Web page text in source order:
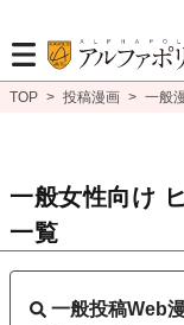
TOP > 投稿漫画 > 一般
一般女性向け
一覧
一般投稿Web